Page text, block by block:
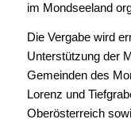
im Mondseeland
Die Vergabe wird
Unterstützung der
Gemeinden des
Lorenz und
Oberösterreich